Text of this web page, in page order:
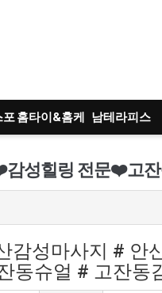
포홈타이&홈케 남테라피스
성힐링 전문❤️고
성마사지 # 안
동슈얼 # 고잔동